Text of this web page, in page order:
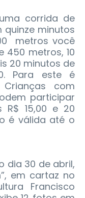
corrida de
quinze minutos
metros você
450 metros, 10
20 minutos de
Para este é
com
participar
15,00 e 20
é válida até o
dia 30 de abril,
em cartaz no
Francisco